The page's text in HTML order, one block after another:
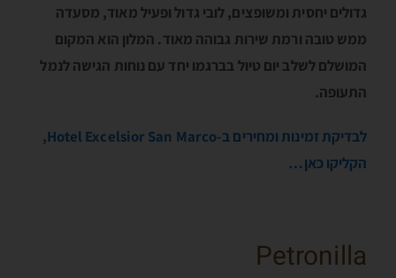
גדולים יחסית ומשופצים, לובי גדול ופעיל מאוד, מסעדה
ממש טובה ורמת שירות גבוהה מאוד. המלון הוא המקום
המושלם לשלב יום טיול בברגמו יחד עם נוחות הגישה לנמל
התעופה.
לבדיקת זמינות ומחירים ב-Hotel Excelsior San Marco,
הקליקו כאן…
Petronilla